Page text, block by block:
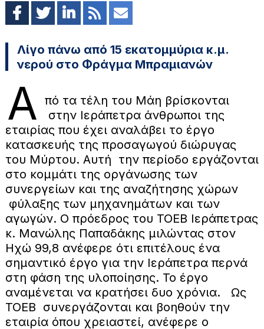
Λίγο πάνω από 15 εκατομμύρια κ.μ.
νερού στο Φράγμα Μπραμιανών
Α πό τα τέλη του Μάη βρίσκονται
στην Ιεράπετρα άνθρωποι της
εταιρίας που έχει αναλάβει το έργο
κατασκευής της προσαγωγού διώρυγας
του Μύρτου. Αυτή την περίοδο εργάζονται
στο κομμάτι της οργάνωσης των
συνεργείων και της αναζήτησης χώρων
φύλαξης των μηχανημάτων και των
αγωγών. Ο πρόεδρος του ΤΟΕΒ Ιεράπετρας
κ. Μανώλης Παπαδάκης μιλώντας στον
Ηχώ 99,8 ανέφερε ότι επιτέλους ένα
σημαντικό έργο για την Ιεράπετρα περνά
στη φάση της υλοποίησης. Το έργο
αναμένεται να κρατήσει δυο χρόνια. Ως
ΤΟΕΒ συνεργάζονται και βοηθούν την
εταιρία όπου χρειαστεί, ανέφερε ο